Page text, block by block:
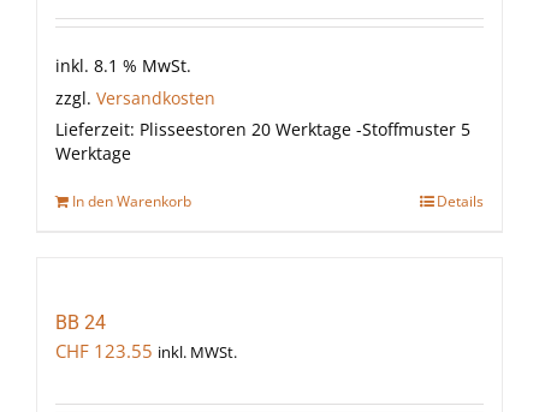
inkl. 8.1 % MwSt.
zzgl. Versandkosten
Lieferzeit: Plisseestoren 20 Werktage -Stoffmuster 5
Werktage
In den Warenkorb Details
BB 24
CHF 123.55 inkl. MWSt.